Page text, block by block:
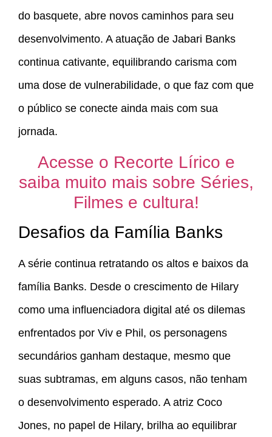
do basquete, abre novos caminhos para seu
desenvolvimento. A atuação de Jabari Banks
continua cativante, equilibrando carisma com
uma dose de vulnerabilidade, o que faz com que
o público se conecte ainda mais com sua
jornada.
Acesse o Recorte Lírico e
saiba muito mais sobre Séries,
Filmes e cultura!
Desafios da Família Banks
A série continua retratando os altos e baixos da
família Banks. Desde o crescimento de Hilary
como uma influenciadora digital até os dilemas
enfrentados por Viv e Phil, os personagens
secundários ganham destaque, mesmo que
suas subtramas, em alguns casos, não tenham
o desenvolvimento esperado. A atriz Coco
Jones, no papel de Hilary, brilha ao equilibrar